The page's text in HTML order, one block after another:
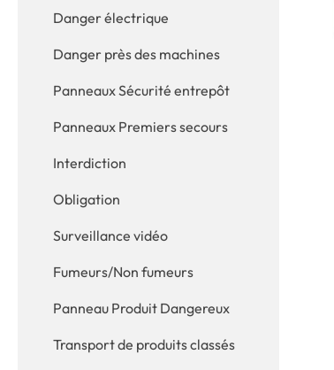
Danger électrique
Danger près des machines
Panneaux Sécurité entrepôt
Panneaux Premiers secours
Interdiction
Obligation
Surveillance vidéo
Fumeurs/Non fumeurs
Panneau Produit Dangereux
Transport de produits classés